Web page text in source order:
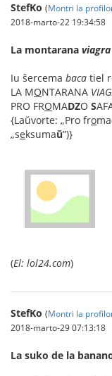
StefKo (Montri la
2018-marto-22 19:34:58
La montarana viagra
Iu ŝercema baca tiel
LA MONTARANA
PRO FROMADZO S
{Laŭvorte: „Pro froma
„seksumaŭ”)}
(El: lol24.com)
StefKo (Montri la
2018-marto-29 07:13:18
La suko de la